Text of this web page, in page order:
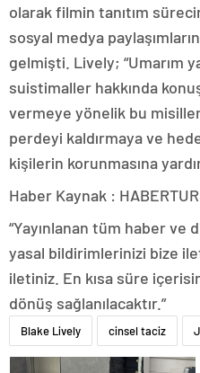
olarak filmin tanıtım
sosyal medya
gelmişti. Lively; “Umarım
suistimaller hakkında
vermeye yönelik bu
perdeyi kaldırmaya ve
kişilerin korunmasına
Haber Kaynak :
“Yayınlanan tüm haber
yasal bildirimlerinizi bize
iletiniz. En kısa süre
dönüş sağlanılacaktır.”
Blake Lively cinsel taciz